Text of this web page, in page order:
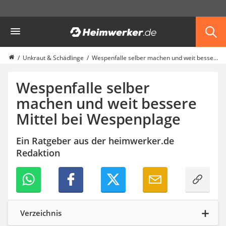
Garten
Akku-Laubsauger
Faltpavillon
Solar-Lichterkette außen
Teleskopleiter
Ameisengift
Pavillon
Sichtschutzstreifen
Akku-Laubbläser
Koifutter
Kassettenmarkise
Bosch-Heckenschere
Stihl-Laubbläser
Minidumper
Unkraut & Schädlinge Wespenfalle selber machen und weit bessere Mittel bei Wespenplage
Wespenfalle selber
machen und weit bessere
Mittel bei Wespenplage
Ein Ratgeber aus der heimwerker.de
Redaktion
Verzeichnis